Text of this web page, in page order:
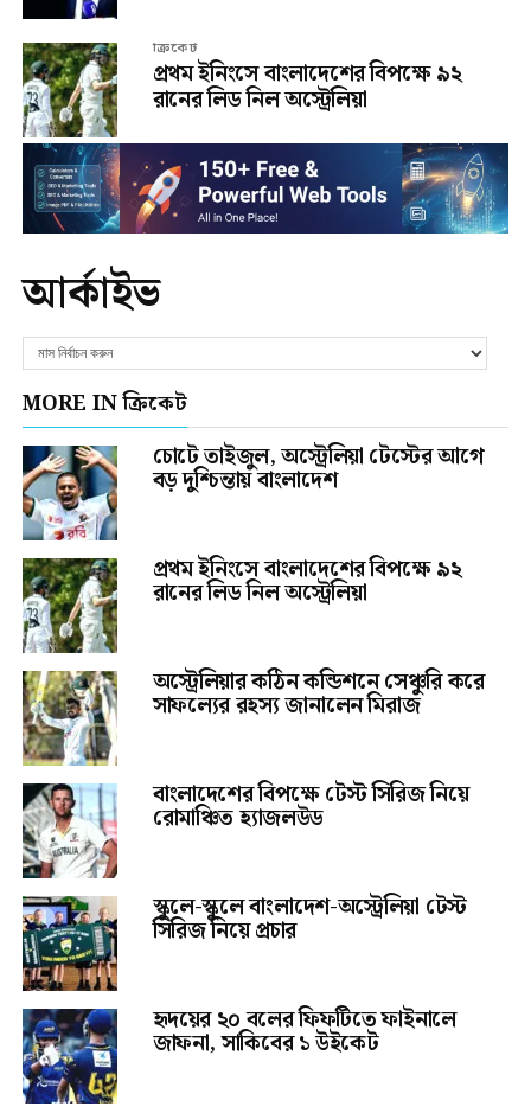
ক্রিকেট
প্রথম ইনিংসে বাংলাদেশের বিপক্ষে ৯২
রানের লিড নিল অস্ট্রেলিয়া
আর্কাইভ
MORE IN ক্রিকেট
চোটে তাইজুল, অস্ট্রেলিয়া টেস্টের আগে
বড় দুশ্চিন্তায় বাংলাদেশ
প্রথম ইনিংসে বাংলাদেশের বিপক্ষে ৯২
রানের লিড নিল অস্ট্রেলিয়া
অস্ট্রেলিয়ার কঠিন কন্ডিশনে সেঞ্চুরি করে
সাফল্যের রহস্য জানালেন মিরাজ
বাংলাদেশের বিপক্ষে টেস্ট সিরিজ নিয়ে
রোমাঞ্চিত হ্যাজলউড
স্কুলে-স্কুলে বাংলাদেশ-অস্ট্রেলিয়া টেস্ট
সিরিজ নিয়ে প্রচার
হৃদয়ের ২০ বলের ফিফটিতে ফাইনালে
জাফনা, সাকিবের ১ উইকেট